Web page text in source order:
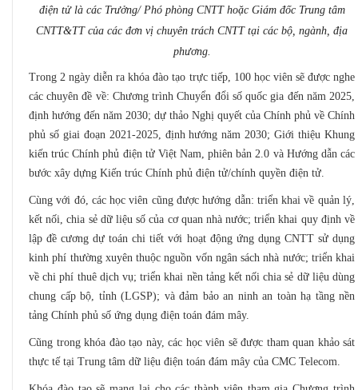
điện tử là các Trưởng/ Phó phòng CNTT hoặc Giám đốc Trung tâm
CNTT&TT của các đơn vị chuyên trách CNTT tại các bộ, ngành, địa
phương.
Trong 2 ngày diễn ra khóa đào tạo trực tiếp, 100 học viên sẽ được nghe
các chuyên đề về: Chương trình Chuyển đổi số quốc gia đến năm 2025,
định hướng đến năm 2030; dự thảo Nghị quyết của Chính phủ về Chính
phủ số giai đoạn 2021-2025, định hướng năm 2030; Giới thiệu Khung
kiến trúc Chính phủ điện tử Việt Nam, phiên bản 2.0 và Hướng dẫn các
bước xây dựng Kiến trúc Chính phủ điện tử/chính quyền điện tử.
Cùng với đó, các học viên cũng được hướng dẫn: triển khai về quản lý,
kết nối, chia sẻ dữ liệu số của cơ quan nhà nước; triển khai quy định về
lập đề cương dự toán chi tiết với hoạt động ứng dụng CNTT sử dụng
kinh phí thường xuyên thuộc nguồn vốn ngân sách nhà nước; triển khai
về chi phí thuê dịch vụ; triển khai nền tảng kết nối chia sẻ dữ liệu dùng
chung cấp bộ, tỉnh (LGSP); và đảm bảo an ninh an toàn hạ tầng nền
tảng Chính phủ số ứng dụng điện toán đám mây.
Cũng trong khóa đào tạo này, các học viên sẽ được tham quan khảo sát
thực tế tại Trung tâm dữ liệu điện toán đám mây của CMC Telecom.